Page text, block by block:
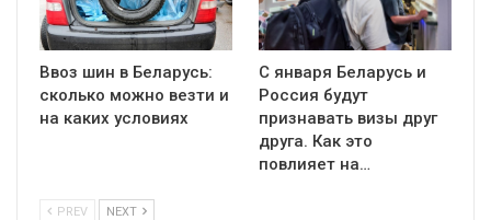
Ввоз шин в Беларусь:
сколько можно везти и
на каких условиях
С января Беларусь и
Россия будут
признавать визы друг
друга. Как это
повлияет на…
PREV NEXT